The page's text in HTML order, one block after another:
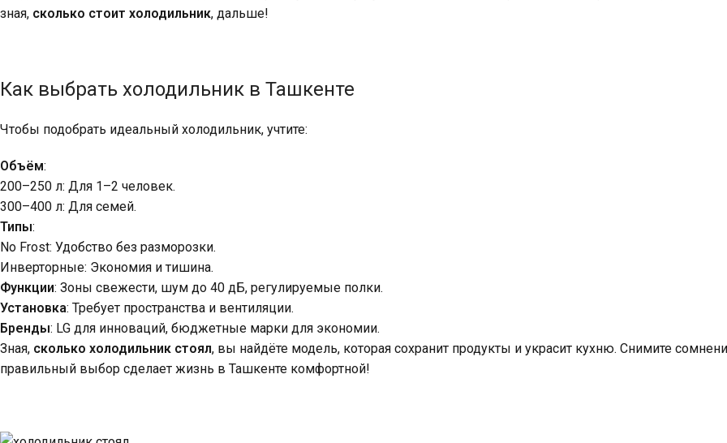
зная, сколько стоит холодильник, дальше!
Как выбрать холодильник в Ташкенте
Чтобы подобрать идеальный холодильник, учтите:
Объём:
200–250 л: Для 1–2 человек.
300–400 л: Для семей.
Типы:
No Frost: Удобство без разморозки.
Инверторные: Экономия и тишина.
Функции: Зоны свежести, шум до 40 дБ, регулируемые полки.
Установка: Требует пространства и вентиляции.
Бренды: LG для инноваций, бюджетные марки для экономии.
Зная, сколько холодильник стоял, вы найдёте модель, которая сохранит продукты и украсит кухню. Снимите
правильный выбор сделает жизнь в Ташкенте комфортной!